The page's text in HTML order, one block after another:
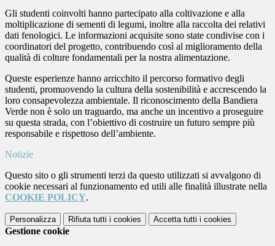
Gli studenti coinvolti hanno partecipato alla coltivazione e alla
moltiplicazione di sementi di legumi, inoltre alla raccolta dei relativi
dati fenologici. Le informazioni acquisite sono state condivise con i
coordinatori del progetto, contribuendo così al miglioramento della
qualità di colture fondamentali per la nostra alimentazione.
Queste esperienze hanno arricchito il percorso formativo degli
studenti, promuovendo la cultura della sostenibilità e accrescendo la
loro consapevolezza ambientale. Il riconoscimento della Bandiera
Verde non è solo un traguardo, ma anche un incentivo a proseguire
su questa strada, con l’obiettivo di costruire un futuro sempre più
responsabile e rispettoso dell’ambiente.
Notizie
Questo sito o gli strumenti terzi da questo utilizzati si avvalgono di
cookie necessari al funzionamento ed utili alle finalità illustrate nella
COOKIE POLICY.
Personalizza Rifiuta tutti i cookies Accetta tutti i cookies
Gestione cookie